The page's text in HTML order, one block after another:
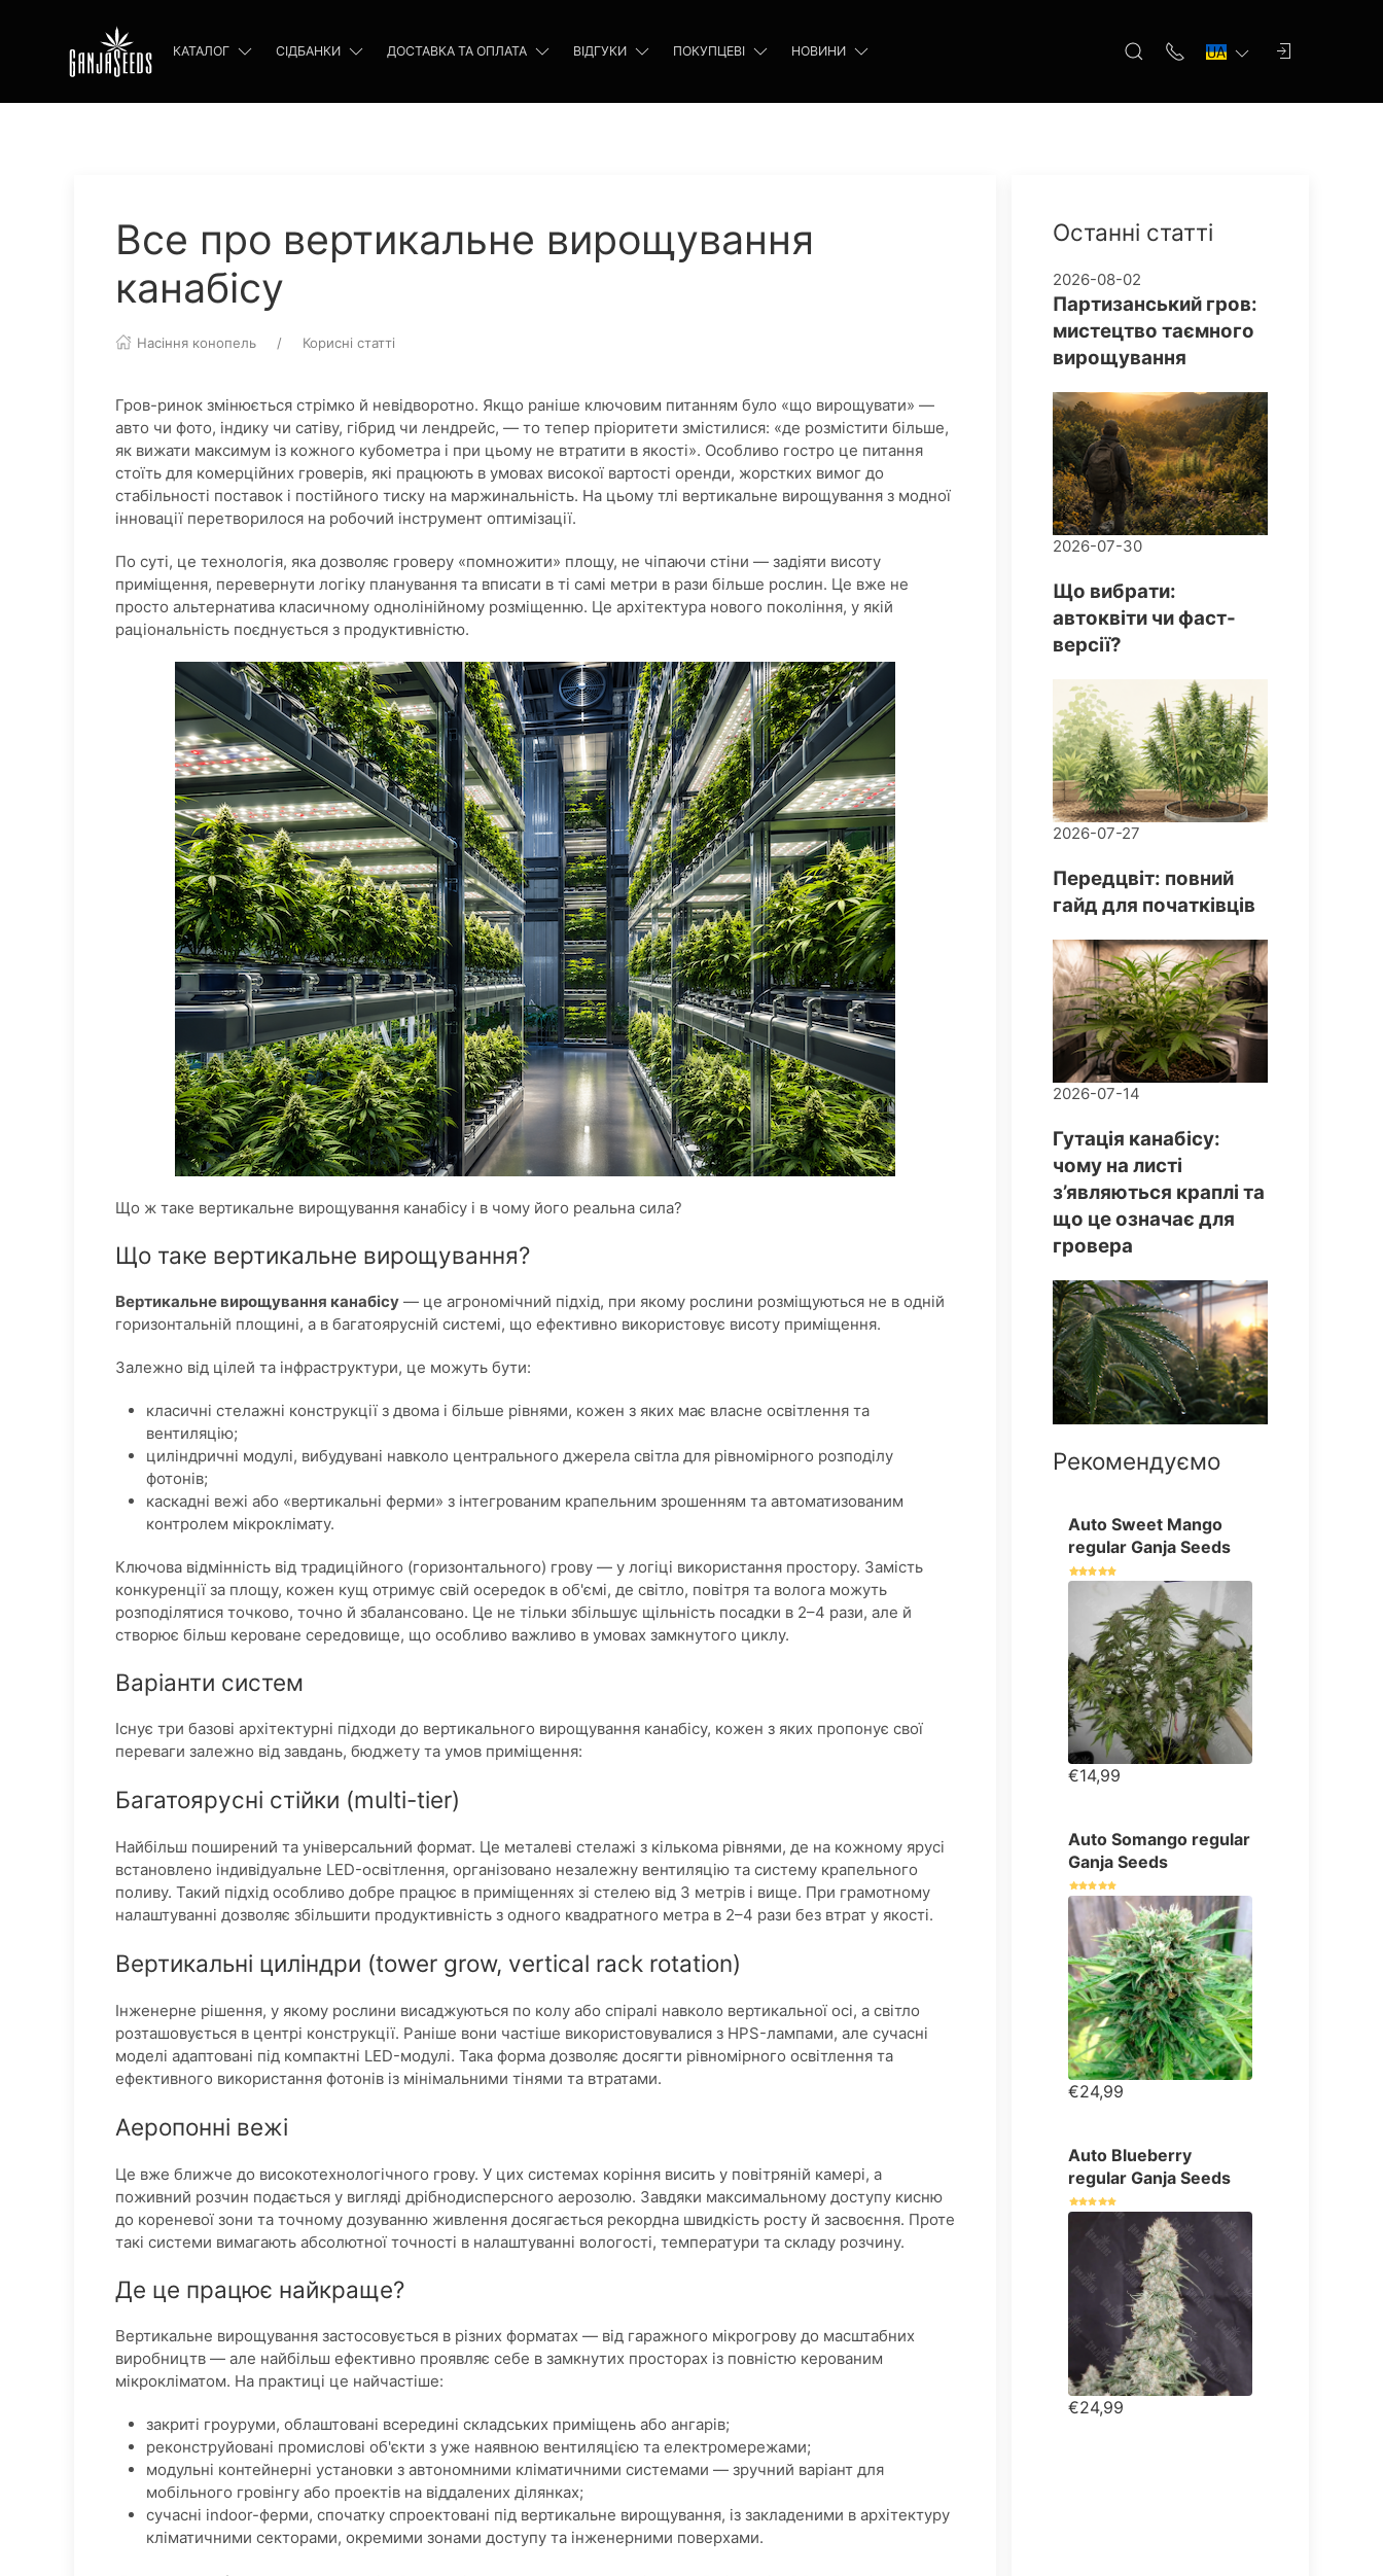
КАТАЛОГ СІДБАНКИ ДОСТАВКА ТА ОПЛАТА ВІДГУКИ ПОКУПЦЕВІ НОВИНИ
Все про вертикальне вирощування
канабісу
Насіння конопель Корисні статті
Гров-ринок змінюється стрімко й невідворотно. Якщо раніше ключовим питанням було «що вирощувати» —
авто чи фото, індику чи сатіву, гібрид чи лендрейс, — то тепер пріоритети змістилися: «де розмістити більше,
як вижати максимум із кожного кубометра і при цьому не втратити в якості». Особливо гостро це питання
стоїть для комерційних гроверів, які працюють в умовах високої вартості оренди, жорстких вимог до
стабільності поставок і постійного тиску на маржинальність. На цьому тлі вертикальне вирощування з модної
інновації перетворилося на робочий інструмент оптимізації.
По суті, це технологія, яка дозволяє гроверу «помножити» площу, не чіпаючи стіни — задіяти висоту
приміщення, перевернути логіку планування та вписати в ті самі метри в рази більше рослин. Це вже не
просто альтернатива класичному однолінійному розміщенню. Це архітектура нового покоління, у якій
раціональність поєднується з продуктивністю.
Що ж таке вертикальне вирощування канабісу і в чому його реальна сила?
Що таке вертикальне вирощування?
Вертикальне вирощування канабісу — це агрономічний підхід, при якому рослини розміщуються не в одній
горизонтальній площині, а в багатоярусній системі, що ефективно використовує висоту приміщення.
Залежно від цілей та інфраструктури, це можуть бути:
класичні стелажні конструкції з двома і більше рівнями, кожен з яких має власне освітлення та
вентиляцію;
циліндричні модулі, вибудувані навколо центрального джерела світла для рівномірного розподілу
фотонів;
каскадні вежі або «вертикальні ферми» з інтегрованим крапельним зрошенням та автоматизованим
контролем мікроклімату.
Ключова відмінність від традиційного (горизонтального) грову — у логіці використання простору. Замість
конкуренції за площу, кожен кущ отримує свій осередок в об'ємі, де світло, повітря та волога можуть
розподілятися точково, точно й збалансовано. Це не тільки збільшує щільність посадки в 2–4 рази, але й
створює більш кероване середовище, що особливо важливо в умовах замкнутого циклу.
Варіанти систем
Існує три базові архітектурні підходи до вертикального вирощування канабісу, кожен з яких пропонує свої
переваги залежно від завдань, бюджету та умов приміщення:
Багатоярусні стійки (multi-tier)
Найбільш поширений та універсальний формат. Це металеві стелажі з кількома рівнями, де на кожному ярусі
встановлено індивідуальне LED-освітлення, організовано незалежну вентиляцію та систему крапельного
поливу. Такий підхід особливо добре працює в приміщеннях зі стелею від 3 метрів і вище. При грамотному
налаштуванні дозволяє збільшити продуктивність з одного квадратного метра в 2–4 рази без втрат у якості.
Вертикальні циліндри (tower grow, vertical rack rotation)
Інженерне рішення, у якому рослини висаджуються по колу або спіралі навколо вертикальної осі, а світло
розташовується в центрі конструкції. Раніше вони частіше використовувалися з HPS-лампами, але сучасні
моделі адаптовані під компактні LED-модулі. Така форма дозволяє досягти рівномірного освітлення та
ефективного використання фотонів із мінімальними тінями та втратами.
Аеропонні вежі
Це вже ближче до високотехнологічного грову. У цих системах коріння висить у повітряній камері, а
поживний розчин подається у вигляді дрібнодисперсного аерозолю. Завдяки максимальному доступу кисню
до кореневої зони та точному дозуванню живлення досягається рекордна швидкість росту й засвоєння. Проте
такі системи вимагають абсолютної точності в налаштуванні вологості, температури та складу розчину.
Де це працює найкраще?
Вертикальне вирощування застосовується в різних форматах — від гаражного мікрогрову до масштабних
виробництв — але найбільш ефективно проявляє себе в замкнутих просторах із повністю керованим
мікрокліматом. На практиці це найчастіше:
закриті гроуруми, облаштовані всередині складських приміщень або ангарів;
реконструйовані промислові об'єкти з уже наявною вентиляцією та електромережами;
модульні контейнерні установки з автономними кліматичними системами — зручний варіант для
мобільного гровінгу або проектів на віддалених ділянках;
сучасні indoor-ферми, спочатку спроектовані під вертикальне вирощування, із закладеними в архітектуру
кліматичними секторами, окремими зонами доступу та інженерними поверхами.
Останні статті
2026-08-02
Партизанський гров:
мистецтво таємного
вирощування
2026-07-30
Що вибрати:
автоквіти чи фаст-
версії?
2026-07-27
Передцвіт: повний
гайд для початківців
2026-07-14
Гутація канабісу:
чому на листі
з’являються краплі та
що це означає для
гровера
Рекомендуємо
Auto Sweet Mango
regular Ganja Seeds
€14,99
Auto Somango regular
Ganja Seeds
€24,99
Auto Blueberry
regular Ganja Seeds
€24,99